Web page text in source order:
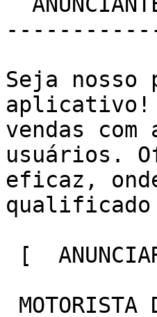
Seja nosso
aplicativo!
vendas
usuários.
eficaz,
qualificado